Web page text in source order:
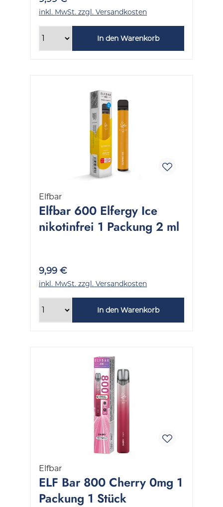
inkl. MwSt. zzgl. Versandkosten
In den Warenkorb
Elfbar
Elfbar 600 Elfergy Ice
nikotinfrei 1 Packung 2 ml
9,99 €
inkl. MwSt. zzgl. Versandkosten
In den Warenkorb
Elfbar
ELF Bar 800 Cherry 0mg 1
Packung 1 Stück